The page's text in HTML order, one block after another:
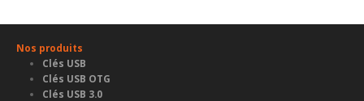
Nos produits
Clés USB
Clés USB OTG
Clés USB 3.0